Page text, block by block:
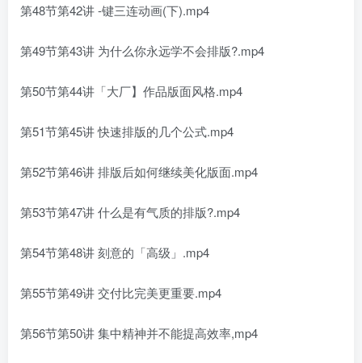
第48节第42讲 -键三连动画(下).mp4
第49节第43讲 为什么你永远学不会排版?.mp4
第50节第44讲「大厂】作品版面风格.mp4
第51节第45讲 快速排版的几个公式.mp4
第52节第46讲 排版后如何继续美化版面.mp4
第53节第47讲 什么是有气质的排版?.mp4
第54节第48讲 刻意的「高级」.mp4
第55节第49讲 交付比完美更重要.mp4
第56节第50讲 集中精神并不能提高效率,mp4